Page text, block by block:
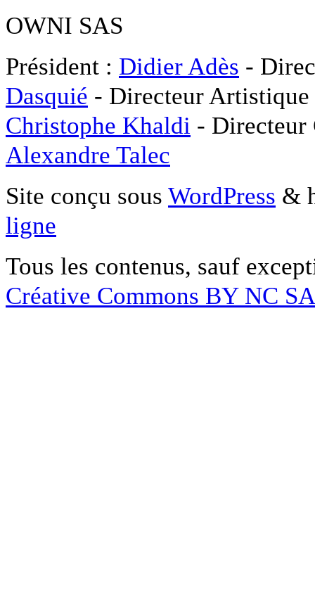
OWNI SAS
Président : Didier Adès -
Dasquié - Directeur
Christophe Khaldi -
Alexandre Talec
Site conçu sous WordPress &
ligne
Tous les contenus, sauf
Créative Commons BY NC SA